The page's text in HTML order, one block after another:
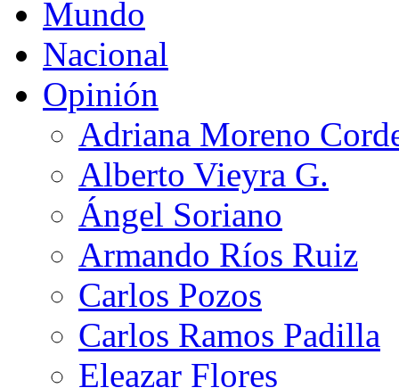
Mundo
Nacional
Opinión
Adriana Moreno
Alberto Vieyra G.
Ángel Soriano
Armando Ríos Ruiz
Carlos Pozos
Carlos Ramos Padilla
Eleazar Flores